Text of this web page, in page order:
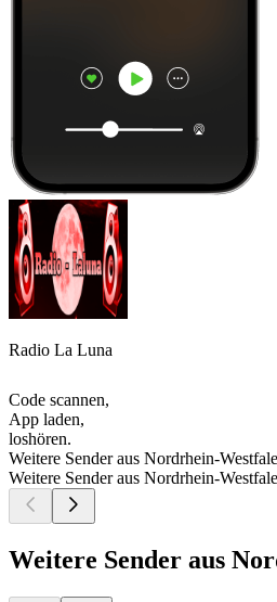
Radio La Luna
Code scannen,
App laden,
loshören.
Weitere Sender aus Nordrhein-
Weitere Sender aus Nordrhein-
Weitere Sender aus